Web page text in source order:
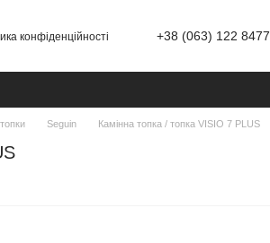
конфіденційності
+38 (063) 122 8477
Seguin Камінна топка / топка VISIO 7 PLUS